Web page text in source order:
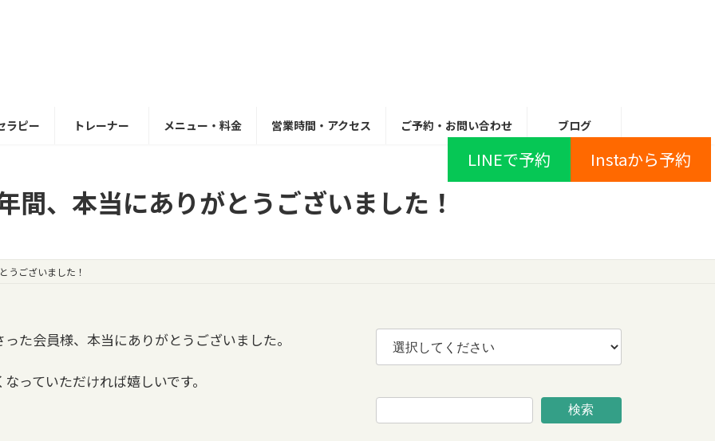
ラピー トレーナー メニュー・料金 営業時間・アクセス ご予約・お問い合わせ ブログ
間、本当にありがとうございました！
うございました！
た会員様、本当にありがとうございました。
っていただければ嬉しいです。
検索
LINEで予約 Instaから予約